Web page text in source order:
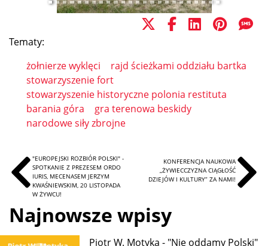
Tematy:
żołnierze wyklęci
rajd ścieżkami oddziału bartka
stowarzyszenie fort
stowarzyszenie historyczne polonia restituta
barania góra
gra terenowa beskidy
narodowe siły zbrojne
"EUROPEJSKI ROZBIÓR POLSKI" -
SPOTKANIE Z PREZESEM ORDO
IURIS, MECENASEM JERZYM
KWAŚNIEWSKIM, 20 LISTOPADA
W ŻYWCU!
KONFERENCJA NAUKOWA
„ŻYWIECCZYZNA CIĄGŁOŚĆ
DZIEJÓW I KULTURY” ZA NAMI!
Najnowsze wpisy
Piotr W. Motyka - "Nie oddamy Polski"